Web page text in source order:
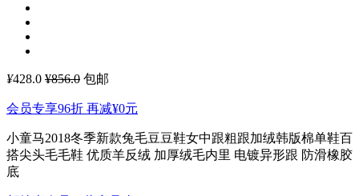
¥428.0 ¥856.0 包邮
会员专享96折 再减¥0元
小童马2018冬季新款兔毛豆豆鞋女中跟粗跟加绒韩版棉单鞋百
搭尖头毛毛鞋 优质羊反绒 加厚绒毛内里 电镀异形跟 防滑橡胶
底